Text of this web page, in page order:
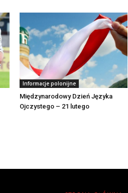
Informacje polonijne
Międzynarodowy Dzień Języka
Ojczystego – 21 lutego